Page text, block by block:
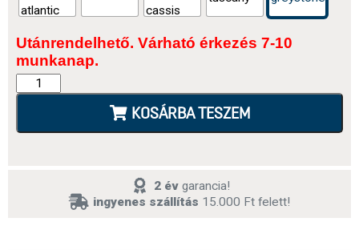
Utánrendelhető. Várható érkezés 7-10
munkanap.
KOSÁRBA TESZEM
2 évgarancia!
ingyenes szállítás 15.000 Ft felett!